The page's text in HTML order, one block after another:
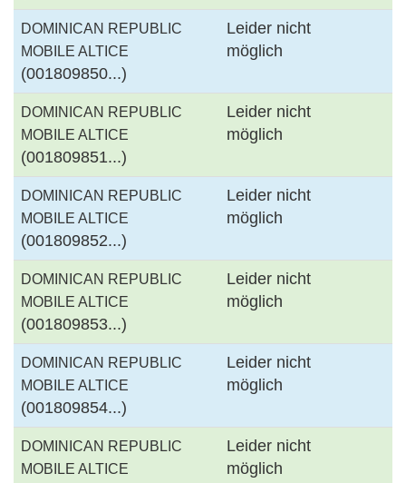
DOMINICAN REPUBLIC
MOBILE ALTICE
(001809850...)
Leider nicht
möglich
DOMINICAN REPUBLIC
MOBILE ALTICE
(001809851...)
Leider nicht
möglich
DOMINICAN REPUBLIC
MOBILE ALTICE
(001809852...)
Leider nicht
möglich
DOMINICAN REPUBLIC
MOBILE ALTICE
(001809853...)
Leider nicht
möglich
DOMINICAN REPUBLIC
MOBILE ALTICE
(001809854...)
Leider nicht
möglich
DOMINICAN REPUBLIC
MOBILE ALTICE
Leider nicht
möglich